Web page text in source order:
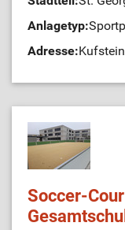
Anlagetyp:
Adresse:
Soccer-